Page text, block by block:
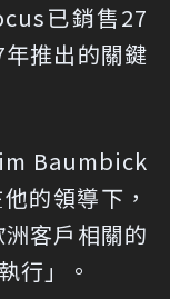
已銷售27
推出的關鍵
Baumbick
的領導下，
客戶相關的
行」。